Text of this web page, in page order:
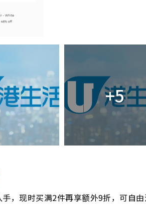
+5
手，现时买满2件再享额外9折，可自